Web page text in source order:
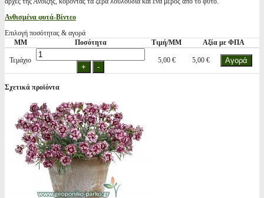
Ανθισμένα φυτά-Βίντεο
Επιλογή ποσότητας & αγορά
ΜΜ
Ποσότητα Τιμή/ΜΜ Αξία με ΦΠΑ
Τεμάχιο 5,00 € 5,00 €
Σχετικά προϊόντα